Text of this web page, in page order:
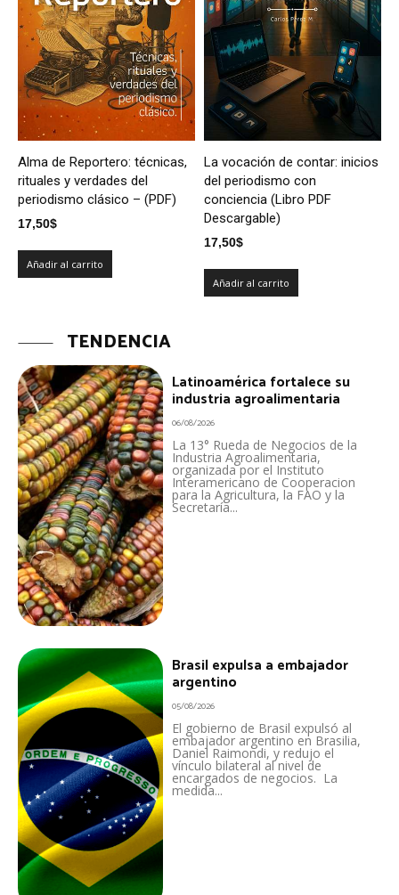
Alma de Reportero: técnicas,
rituales y verdades del
periodismo clásico – (PDF)
17,50$
Añadir al carrito
La vocación de contar: inicios
del periodismo con
conciencia (Libro PDF
Descargable)
17,50$
Añadir al carrito
TENDENCIA
Latinoamérica fortalece su
industria agroalimentaria
06/08/2026
La 13° Rueda de Negocios de la
Industria Agroalimentaria,
organizada por el Instituto
Interamericano de Cooperacion
para la Agricultura, la FAO y la
Secretaría...
Brasil expulsa a embajador
argentino
05/08/2026
El gobierno de Brasil expulsó al
embajador argentino en Brasilia,
Daniel Raimondi, y redujo el
vínculo bilateral al nivel de
encargados de negocios. La
medida...